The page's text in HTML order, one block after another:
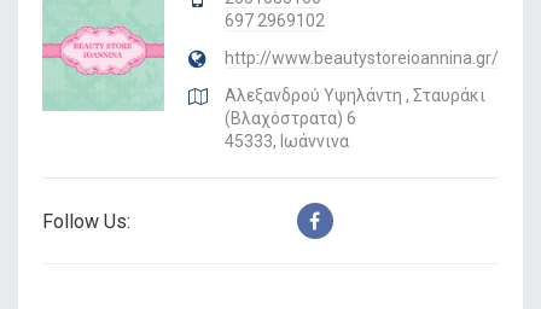
697 2969102
http://www.beautystoreioannina.gr/
Αλεξανδρού Υψηλάντη , Σταυράκι
(Βλαχόστρατα) 6
45333, Ιωάννινα
Follow Us: